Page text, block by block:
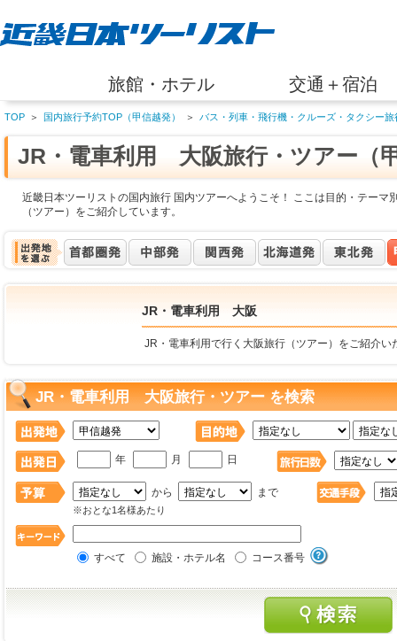
旅館・ホテル 交通＋宿泊
TOP ＞ 国内旅行予約TOP（甲信越発） ＞ バス・列車・飛行機・クルーズ・タクシー旅
JR・電車利用 大阪旅行・ツアー（
近畿日本ツーリストの国内旅行 国内ツアーへようこそ！ ここは目的・テー
（ツアー）をご紹介しています。
JR・電車利用 大阪
JR・電車利用で行く大阪旅行（ツアー）をご紹介い
JR・電車利用 大阪旅行・ツアー を検索
年 月 日
から まで
※おとな1名様あたり
すべて 施設・ホテル名 コース番号